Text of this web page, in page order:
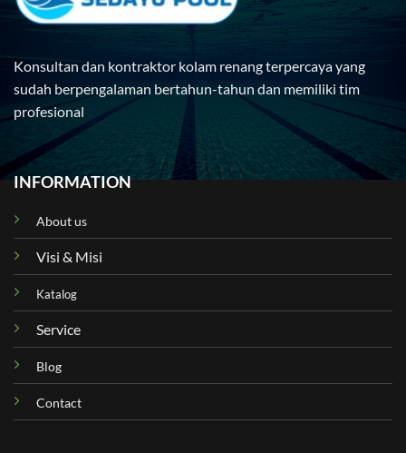
Konsultan dan kontraktor kolam renang terpercaya yang
sudah berpengalaman bertahun-tahun dan memiliki tim
profesional
INFORMATION
About us
Visi & Misi
Katalog
Service
Blog
Contact